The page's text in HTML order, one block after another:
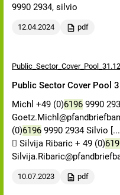
9990 2934, silvio
12.04.2024 pdf
Public Sector Cover Pool
Michl +49 (0)6196 9990
(0)6196 9990 2934 Silvio
 Silvija Ribaric + 49 (0)
10.07.2023 pdf